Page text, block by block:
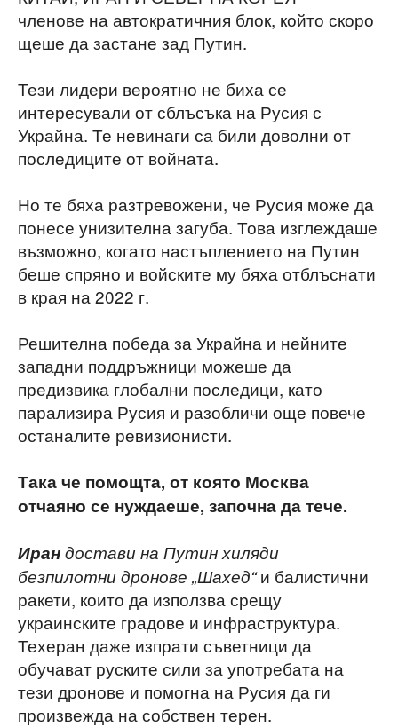
членове на автократичния блок, който скоро
щеше да застане зад Путин.
Тези лидери вероятно не биха се
интересували от сблъсъка на Русия с
Украйна. Те невинаги са били доволни от
последиците от войната.
Но те бяха разтревожени, че Русия може да
понесе унизителна загуба. Това изглеждаше
възможно, когато настъплението на Путин
беше спряно и войските му бяха отблъснати
в края на 2022 г.
Решителна победа за Украйна и нейните
западни поддръжници можеше да
предизвика глобални последици, като
парализира Русия и разобличи още повече
останалите ревизионисти.
Така че помощта, от която Москва
отчаяно се нуждаеше, започна да тече.
Ирандостави на Путин хиляди
безпилотни дронове „Шахед“и балистични
ракети, които да използва срещу
украинските градове и инфраструктура.
Техеран даже изпрати съветници да
обучават руските сили за употребата на
тези дронове и помогна на Русия да ги
произвежда на собствен терен.